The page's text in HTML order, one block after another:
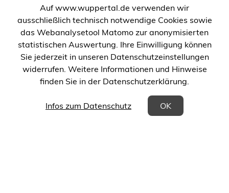
Auf www.wuppertal.de verwenden wir
ausschließlich technisch notwendige Cookies sowie
das Webanalysetool Matomo zur anonymisierten
statistischen Auswertung. Ihre Einwilligung können
Sie jederzeit in unseren Datenschutzeinstellungen
widerrufen. Weitere Informationen und Hinweise
finden Sie in der Datenschutzerklärung.
Infos zum Datenschutz
(Öffnet in einem neuen Tab) OK